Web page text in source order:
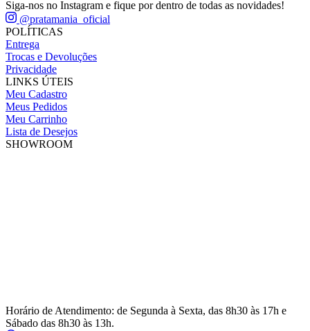
Siga-nos no Instagram e fique por dentro de todas as novidades!
@pratamania_oficial
POLÍTICAS
Entrega
Trocas e Devoluções
Privacidade
LINKS ÚTEIS
Meu Cadastro
Meus Pedidos
Meu Carrinho
Lista de Desejos
SHOWROOM
Horário de Atendimento: de Segunda à Sexta, das 8h30 às 17h e
Sábado das 8h30 às 13h.